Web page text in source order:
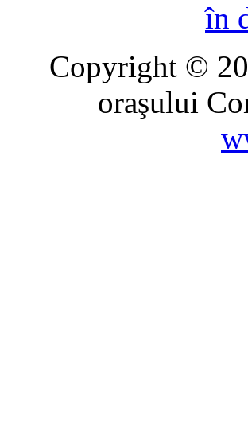
în
Copyright ©
oraşului